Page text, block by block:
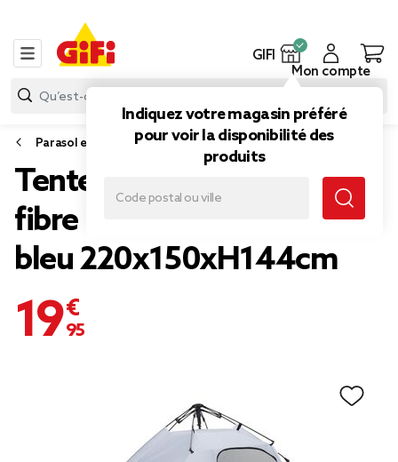
GIFI
Indiquez votre magasin préféré
pour voir la disponibilité des
produits
Mon compte
Parasol et abri de plage
Tente de plage pop-up
fibre de verre et polyester
bleu 220x150xH144cm
19,95 €